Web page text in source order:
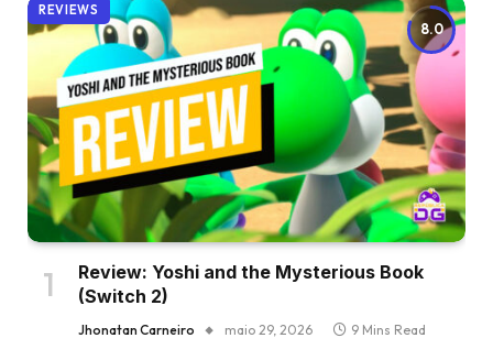
8.0
REVIEWS
Review: Yoshi and the Mysterious Book
(Switch 2)
Jhonatan Carneiro maio 29, 2026 9 Mins Read